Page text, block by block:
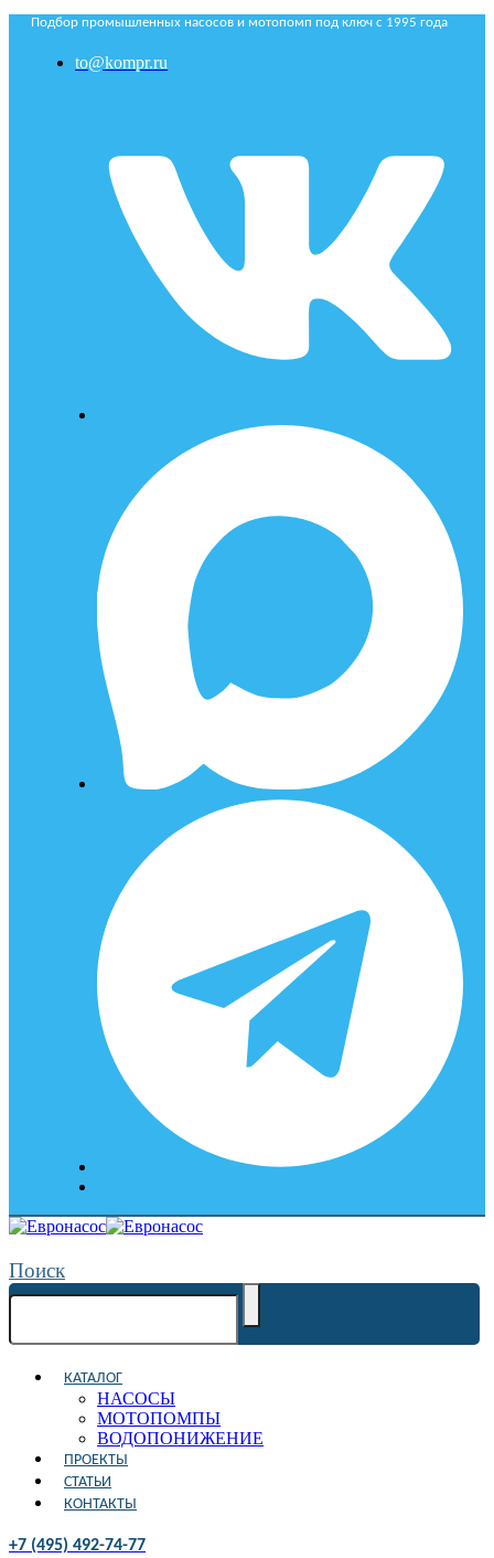
Подбор промышленных насосов и мотопомп под ключ с 1995 года
to@kompr.ru
Поиск
КАТАЛОГ
НАСОСЫ
МОТОПОМПЫ
ВОДОПОНИЖЕНИЕ
ПРОЕКТЫ
СТАТЬИ
КОНТАКТЫ
+7 (495) 492-74-77